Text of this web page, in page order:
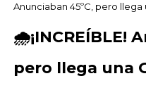
Anunciaban 45ºC, pero llega
🌧️¡INCREÍBLE!
pero llega una